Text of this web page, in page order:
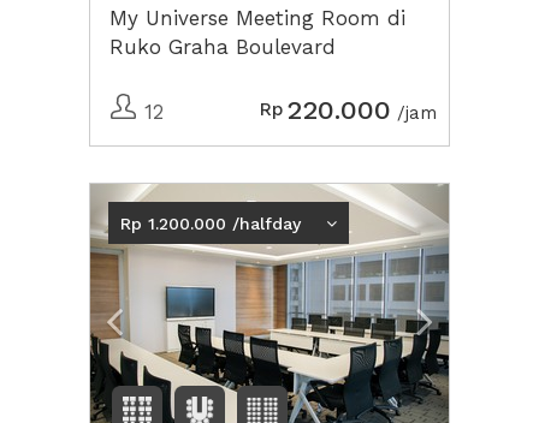
My Universe Meeting Room di
Ruko Graha Boulevard
12 Rp 220.000 /jam
Previous Next2
Rp 1.200.000 /halfday